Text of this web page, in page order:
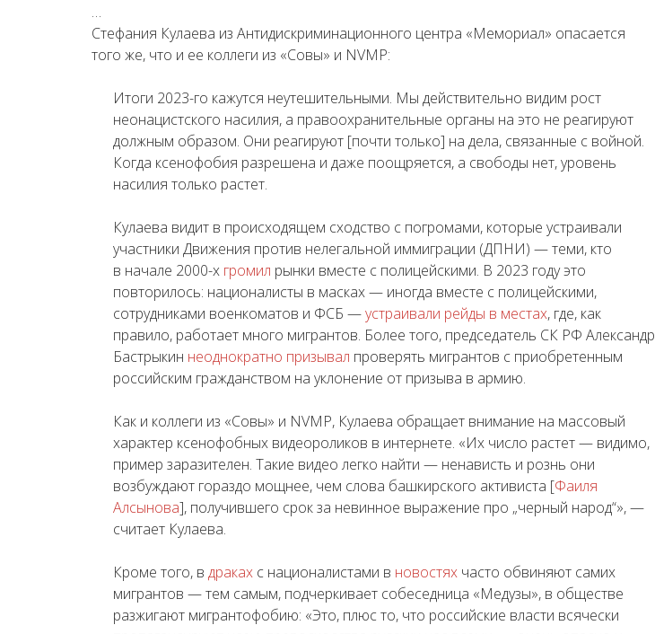
…
Стефания Кулаева из Антидискриминационного центра «Мемориал» опасается
того же, что и ее коллеги из «Совы» и NVMP:
Итоги 2023-го кажутся неутешительными. Мы действительно видим рост
неонацистского насилия, а правоохранительные органы на это не реагируют
должным образом. Они реагируют [почти только] на дела, связанные с войной.
Когда ксенофобия разрешена и даже поощряется, а свободы нет, уровень
насилия только растет.
Кулаева видит в происходящем сходство с погромами, которые устраивали
участники Движения против нелегальной иммиграции (ДПНИ) — теми, кто
в начале 2000-х громил рынки вместе с полицейскими. В 2023 году это
повторилось: националисты в масках — иногда вместе с полицейскими,
сотрудниками военкоматов и ФСБ —устраивали рейды в местах, где, как
правило, работает много мигрантов. Более того, председатель СК РФ Александр
Бастрыкин неоднократно призывал проверять мигрантов с приобретенным
российским гражданством на уклонение от призыва в армию.
Как и коллеги из «Совы» и NVMP, Кулаева обращает внимание на массовый
характер ксенофобных видеороликов в интернете. «Их число растет — видимо,
пример заразителен. Такие видео легко найти — ненависть и рознь они
возбуждают гораздо мощнее, чем слова башкирского активиста [Фаиля
Алсынова], получившего срок за невинное выражение про „черный народ“», —
считает Кулаева.
Кроме того, в драках с националистами в новостях часто обвиняют самих
мигрантов — тем самым, подчеркивает собеседница «Медузы», в обществе
разжигают мигрантофобию: «Это, плюс то, что российские власти всячески